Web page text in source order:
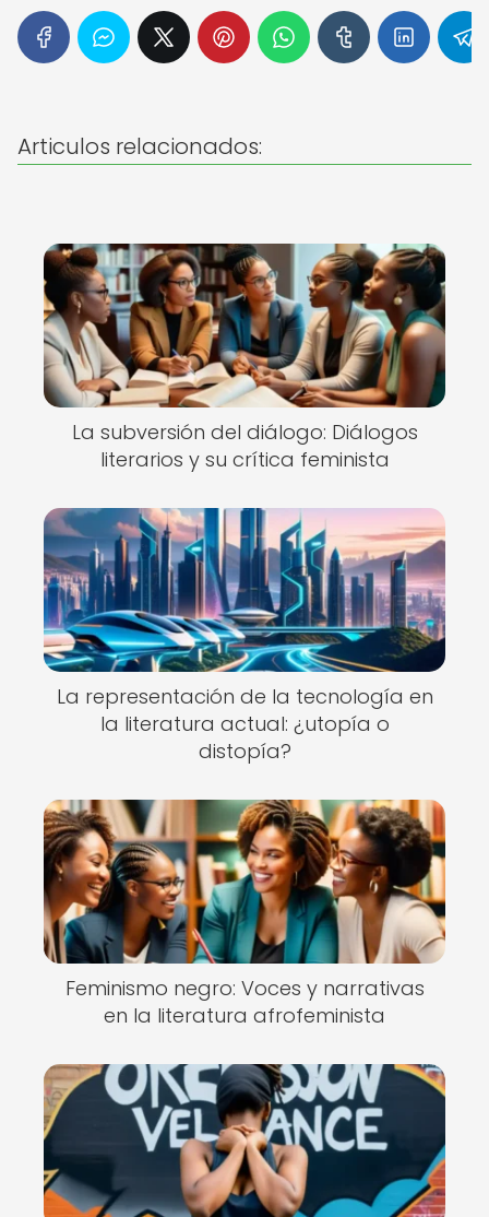
Articulos relacionados:
La subversión del diálogo: Diálogos
literarios y su crítica feminista
La representación de la tecnología en
la literatura actual: ¿utopía o
distopía?
Feminismo negro: Voces y narrativas
en la literatura afrofeminista